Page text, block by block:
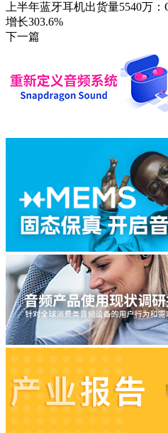
上半年蓝牙耳机出货量5540万
增长303.6%
下一篇